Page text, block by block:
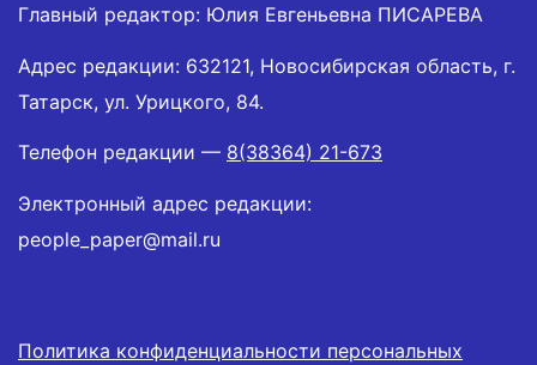
Главный редактор: Юлия Евгеньевна ПИСАРЕВА
Адрес редакции: 632121, Новосибирская область, г.
Татарск, ул. Урицкого, 84.
Телефон редакции — 8(38364) 21-673
Электронный адрес редакции:
people_paper@mail.ru
Политика конфиденциальности персональных